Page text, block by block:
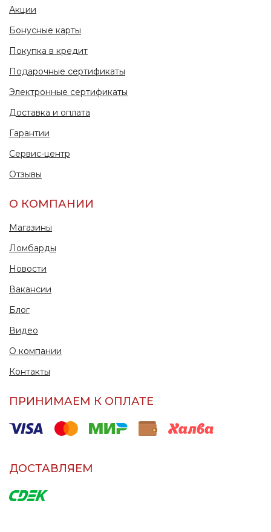
Акции
Бонусные карты
Покупка в кредит
Подарочные сертификаты
Электронные сертификаты
Доставка и оплата
Гарантии
Сервис-центр
Отзывы
О КОМПАНИИ
Магазины
Ломбарды
Новости
Вакансии
Блог
Видео
О компании
Контакты
ПРИНИМАЕМ К ОПЛАТЕ
ДОСТАВЛЯЕМ